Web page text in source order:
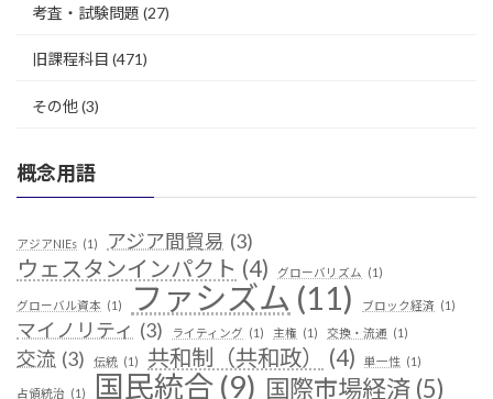
考査・試験問題 (27)
旧課程科目 (471)
その他(3)
概念用語
アジアNIEs (1) アジア間貿易 (3)
ウェスタンインパクト (4) グローバリズム (1)
グローバル資本 (1) ファシズム (11) ブロック経済 (1)
マイノリティ (3) ライティング (1) 主権 (1) 交換・流通 (1)
交流 (3) 伝統 (1) 共和制（共和政） (4) 単一性 (1)
占領統治 (1) 国民統合 (9) 国際市場経済 (5)